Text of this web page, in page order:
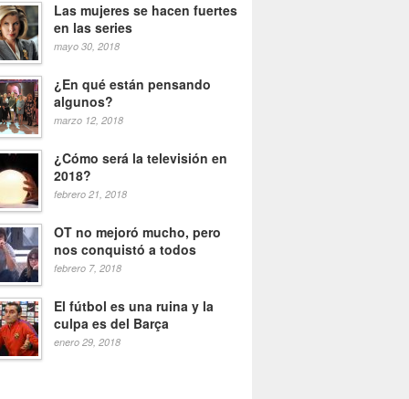
Las mujeres se hacen fuertes
en las series
mayo 30, 2018
¿En qué están pensando
algunos?
marzo 12, 2018
¿Cómo será la televisión en
2018?
febrero 21, 2018
OT no mejoró mucho, pero
nos conquistó a todos
febrero 7, 2018
El fútbol es una ruina y la
culpa es del Barça
enero 29, 2018